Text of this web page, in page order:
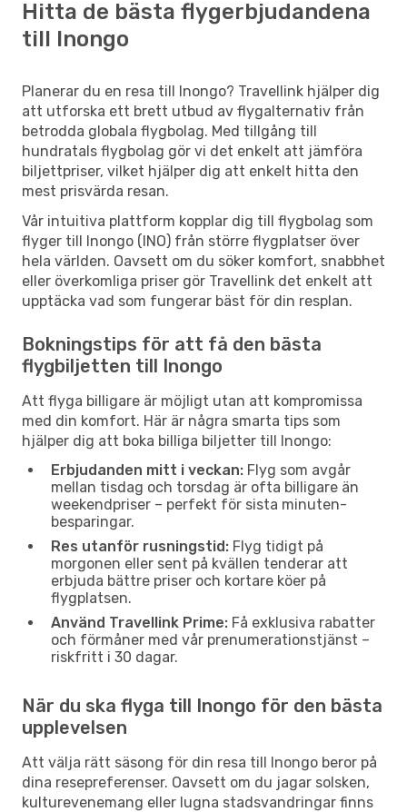
Hitta de bästa flygerbjudandena
till Inongo
Planerar du en resa till Inongo? Travellink hjälper dig
att utforska ett brett utbud av flygalternativ från
betrodda globala flygbolag. Med tillgång till
hundratals flygbolag gör vi det enkelt att jämföra
biljettpriser, vilket hjälper dig att enkelt hitta den
mest prisvärda resan.
Vår intuitiva plattform kopplar dig till flygbolag som
flyger till Inongo (INO) från större flygplatser över
hela världen. Oavsett om du söker komfort, snabbhet
eller överkomliga priser gör Travellink det enkelt att
upptäcka vad som fungerar bäst för din resplan.
Bokningstips för att få den bästa
flygbiljetten till Inongo
Att flyga billigare är möjligt utan att kompromissa
med din komfort. Här är några smarta tips som
hjälper dig att boka billiga biljetter till Inongo:
Erbjudanden mitt i veckan: Flyg som avgår
mellan tisdag och torsdag är ofta billigare än
weekendpriser – perfekt för sista minuten-
besparingar.
Res utanför rusningstid: Flyg tidigt på
morgonen eller sent på kvällen tenderar att
erbjuda bättre priser och kortare köer på
flygplatsen.
Använd Travellink Prime: Få exklusiva rabatter
och förmåner med vår prenumerationstjänst –
riskfritt i 30 dagar.
När du ska flyga till Inongo för den bästa
upplevelsen
Att välja rätt säsong för din resa till Inongo beror på
dina resepreferenser. Oavsett om du jagar solsken,
kulturevenemang eller lugna stadsvandringar finns